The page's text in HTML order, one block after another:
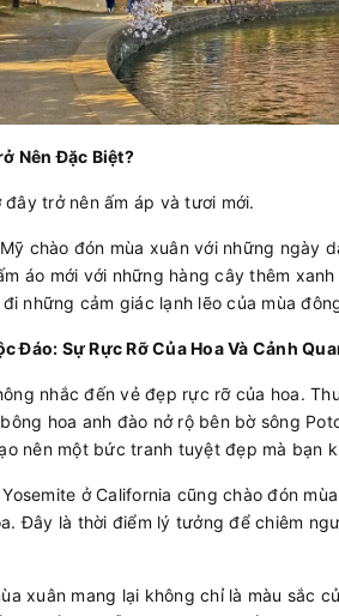
Nên Đặc Biệt?
trở nên ấm áp và tươi mới.
chào đón mùa xuân với những ngày
áo mới với những hàng cây thêm
những cảm giác lạnh lẽo của mùa
Đáo: Sự Rực Rỡ Của Hoa Và Cảnh
nhắc đến vẻ đẹp rực rỡ của hoa.
hoa anh đào nở rộ bên bờ sông
nên một bức tranh tuyệt đẹp mà bạn
ở California cũng chào đón
Đây là thời điểm lý tưởng để chiêm
xuân mang lại không chỉ là màu sắc